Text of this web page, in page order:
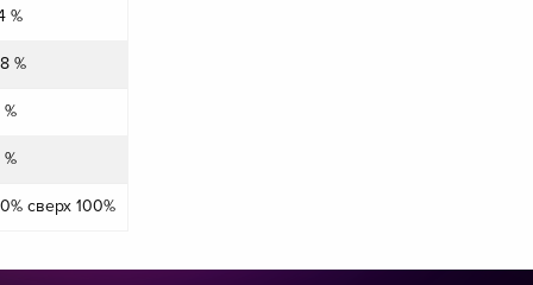
%
%
сверх 100%